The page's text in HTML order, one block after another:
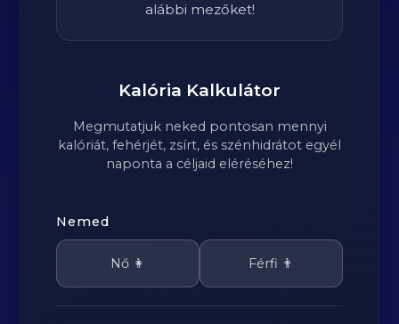
alábbi mezőket!
Kalória Kalkulátor
Megmutatjuk neked pontosan mennyi
kalóriát, fehérjét, zsírt, és szénhidrátot egyél
naponta a céljaid eléréséhez!
Nemed
Nő 👩 Férfi 👨